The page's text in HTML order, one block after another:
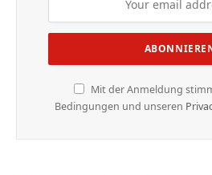
Mit der Anmeldung
Bedingungen und unseren